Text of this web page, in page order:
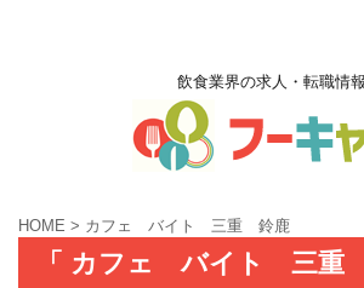
飲食業界の求人・転職情報
HOME > カフェ バイト 三重 鈴鹿
「 カフェ バイト 三重